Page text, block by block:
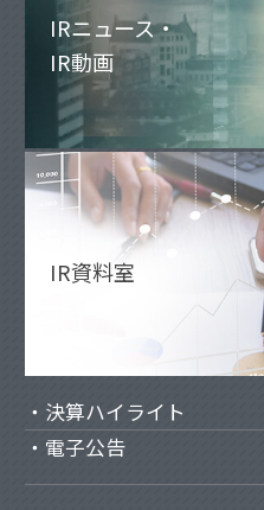
IRニュース・
IR動画
IR資料室
決算ハイライト
電子公告